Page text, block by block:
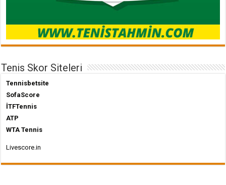
Tenis Skor Siteleri
Tennisbetsite
SofaScore
İTFTennis
ATP
WTA Tennis
Livescore.in